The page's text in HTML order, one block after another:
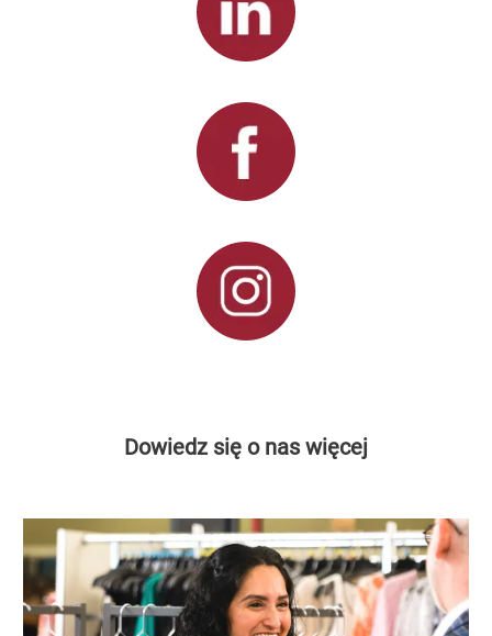
Dowiedz się o nas więcej